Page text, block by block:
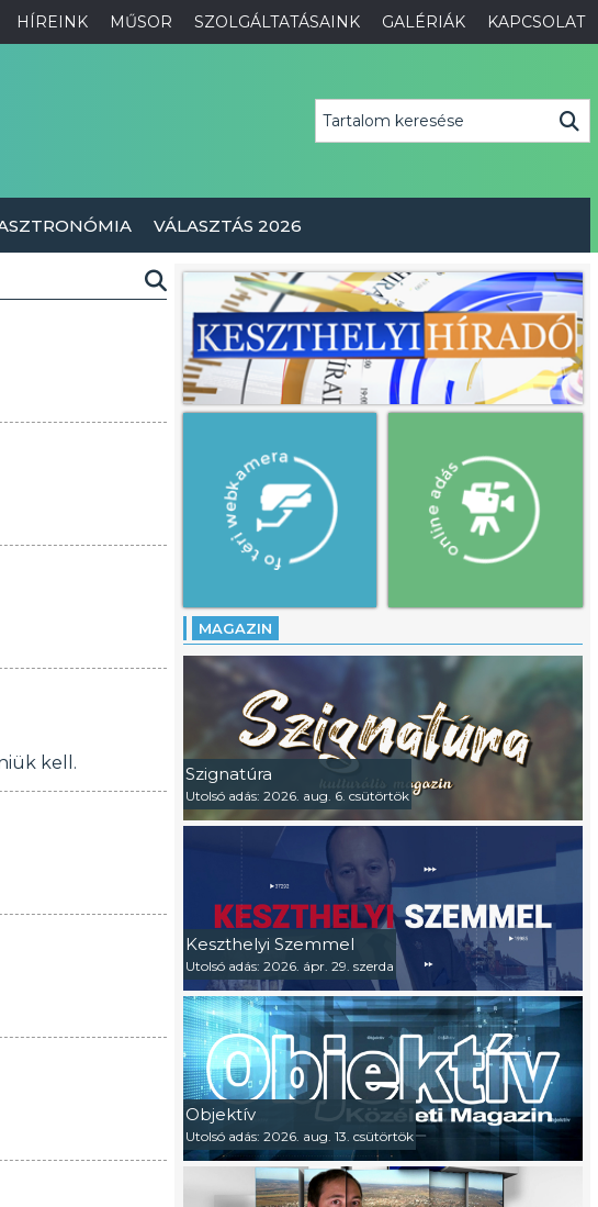
HÍREINK MŰSOR SZOLGÁLTATÁSAINK GALÉRIÁK KAPCSOLAT
VÁLASZTÁS 2026
kell.
MAGAZIN
Szignatúra
Utolsó adás: 2026. aug. 6. csütörtök
Keszthelyi Szemmel
Utolsó adás: 2026. ápr. 29. szerda
Objektív
Utolsó adás: 2026. aug. 13. csütörtök